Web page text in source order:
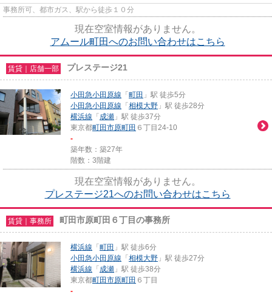
事務所可、都市ガス、駅から徒歩１０分
現在空室情報がありません。
アムール町田へのお問い合わせはこちら
賃貸｜店舗一部 プレステージ21
小田急小田原線 「 町田 」駅 徒歩5分
小田急小田原線 「 相模大野 」駅 徒歩28分
横浜線 「 成瀬 」駅 徒歩37分
東京都町田市原町田 ６丁目24-10
-
築年数：築27年
階数：3階建
現在空室情報がありません。
プレステージ21へのお問い合わせはこちら
賃貸｜事務所 町田市原町田６丁目の事務所
横浜線 「 町田 」駅 徒歩6分
小田急小田原線 「 相模大野 」駅 徒歩27分
横浜線 「 成瀬 」駅 徒歩38分
東京都町田市原町田 ６丁目
-